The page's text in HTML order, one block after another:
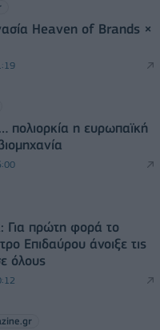
Heaven of Brands ×
πολιορκία η ευρωπαϊκή
Για πρώτη φορά το
Επιδαύρου άνοιξε τις
όλους